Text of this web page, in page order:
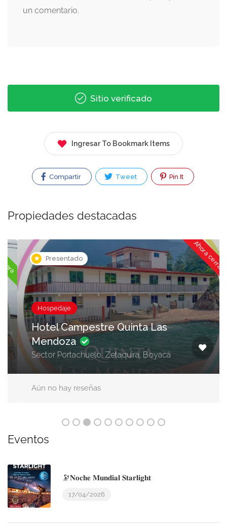
un comentario.
Sitio verificado
Ingresar To Bookmark Items
Compartir Tweet Pin It
Propiedades destacadas
Presentado Ahora cerrado
Hospedaje
Hotel Campestre Quinta Las
Mendoza
Sector Portachuelo, Zetaquira, Boyacá
Aún no hay reseñas
Eventos
🔭𝐍𝐨𝐜𝐡𝐞 𝐌𝐮𝐧𝐝𝐢𝐚𝐥 𝐒𝐭𝐚𝐫𝐥𝐢𝐠𝐡𝐭
17/04/2026